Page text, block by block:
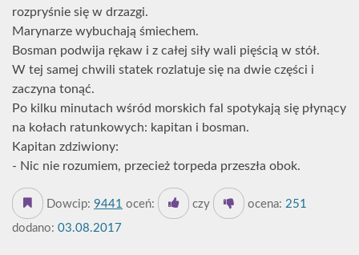
rozpryśnie się w drzazgi.
Marynarze wybuchają śmiechem.
Bosman podwija rękaw i z całej siły wali pięścią w stół.
W tej samej chwili statek rozlatuje się na dwie części i
zaczyna tonąć.
Po kilku minutach wśród morskich fal spotykają się płynący
na kołach ratunkowych: kapitan i bosman.
Kapitan zdziwiony:
- Nic nie rozumiem, przecież torpeda przeszła obok.
Dowcip: 9441 oceń: czy ocena: 251
dodano: 03.08.2017